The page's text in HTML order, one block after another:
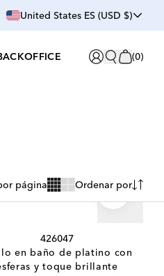
United States ES (USD $)
(0)
página Ordenar por
426047
en baño de platino con
y toque brillante